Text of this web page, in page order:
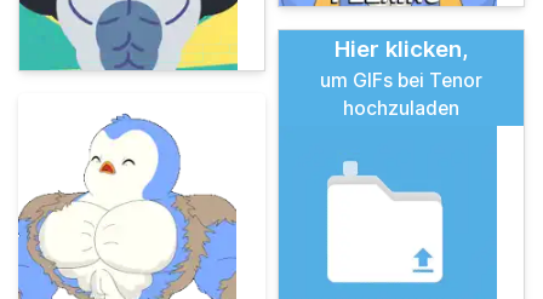
Hier klicken,
um GIFs bei Tenor
hochzuladen